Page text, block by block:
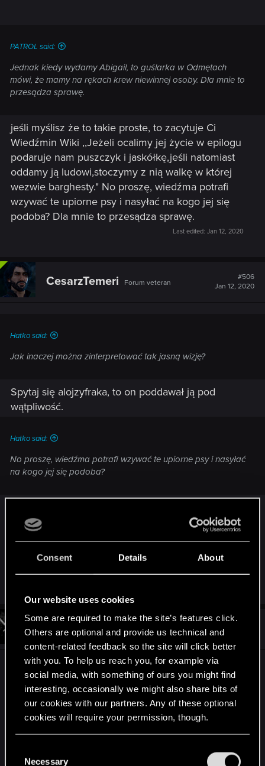
Consent Details About
Our website uses cookies
Some are required to make the site’s features click.
Others are optional and provide us technical and
content-related feedback so the site will click better
with you. To help us reach you, for example via
social media, with something of ours you might find
interesting, occasionally we might also share bits of
our cookies with our partners. Any of these optional
cookies will require your permission, though.
and tweak your preferences regarding them in the
Necessary
PATROL said:
Jednak kiedy wydamy Abigail, to guślarka w Odmętach
mówi, że mamy na rękach krew niewinnej osoby. Dla mnie to
przesądza sprawę.
jeśli myślisz że to takie proste, to zacytuje Ci
Wiedźmin Wiki ,,Jeżeli ocalimy jej życie w epilogu
podaruje nam puszczyk i jaskółkę,jeśli natomiast
oddamy ją ludowi,stoczymy z nią walkę w której
wezwie barghesty." No proszę, wiedźma potrafi
wzywać te upiorne psy i nasyłać na kogo jej się
podoba? Dla mnie to przesądza sprawę.
Last edited: Jan 12, 2020
CesarzTemeri Forum veteran
#506
Jan 12, 2020
Hatko said:
Jak inaczej można zinterpretować tak jasną wizję?
Spytaj się alojzyfraka, to on poddawał ją pod
wątpliwość.
Hatko said:
No proszę, wiedźma potrafi wzywać te upiorne psy i nasyłać
na kogo jej się podoba?
pustkowiacch mogłaby biegać ekipa od star treka
a wiedźmin mógłby strzelać laserami z oczu, gdy
przyszłoby mu to do głowy.
a
t
i
n
s
Hostile Mentor
Jan 12, 2020
Wizja w głowie Geralta, ale na dodatek stworzona
przez Jakuba de Aldersberga. Być może według
małego Alvina to Abigail była winna, bo tak
usłyszał i mu się to zakodowało (albo zasugerował